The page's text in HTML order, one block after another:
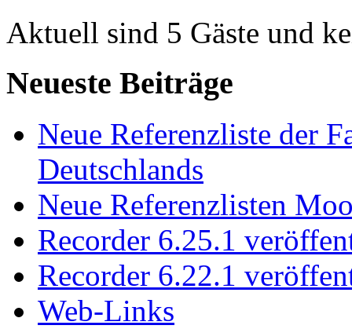
Aktuell sind 5 Gäste und
Neueste Beiträge
Neue Referenzliste der
Deutschlands
Neue Referenzlisten
Recorder 6.25.1
Recorder 6.22.1
Web-Links